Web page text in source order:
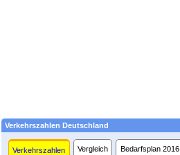
Verkehrszahlen Deutschland
Verkehrszahlen Vergleich Bedarfsplan 2016